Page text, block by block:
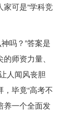
家可是“学科竞
吗？”答案是
师资力量、
人闻风丧胆
，毕竟“高考不
养一个全面发